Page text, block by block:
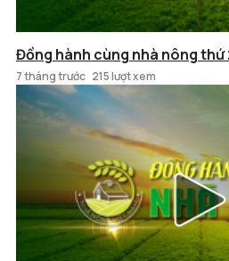
Đồng hành cùng nhà nông thứ
7 tháng trước 215 lượt xem